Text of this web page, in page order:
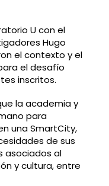
U con el
Hugo
el contexto y el
el desafío
inscritos.
la academia y
para
una SmartCity,
de sus
asociados al
y cultura, entre